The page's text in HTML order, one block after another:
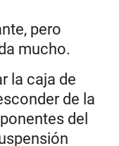
pero
mucho.
la caja de
de la
del